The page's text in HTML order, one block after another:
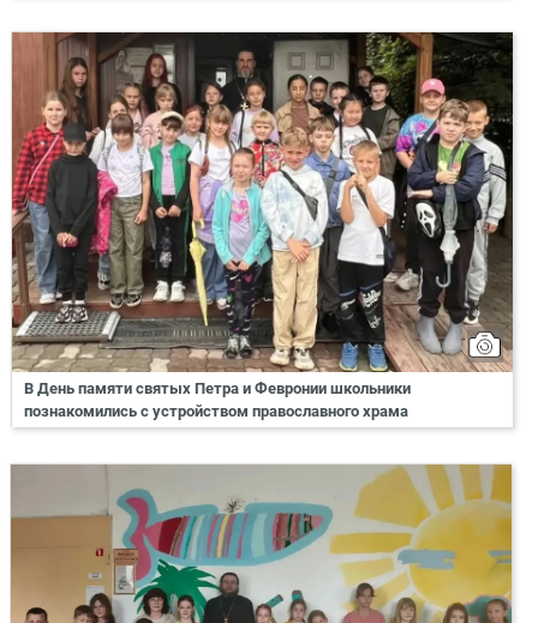
В День памяти святых Петра и Февронии школьники
познакомились с устройством православного храма